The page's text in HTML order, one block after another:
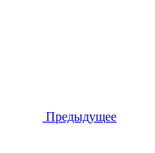
Предыдущее